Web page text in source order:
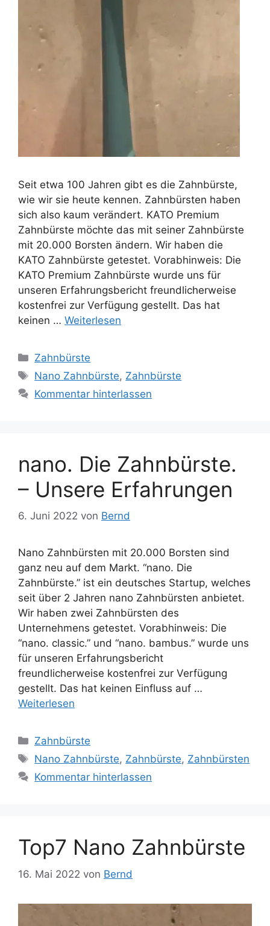
Seit etwa 100 Jahren gibt es die Zahnbürste,
wie wir sie heute kennen. Zahnbürsten haben
sich also kaum verändert. KATO Premium
Zahnbürste möchte das mit seiner Zahnbürste
mit 20.000 Borsten ändern. Wir haben die
KATO Zahnbürste getestet. Vorabhinweis: Die
KATO Premium Zahnbürste wurde uns für
unseren Erfahrungsbericht freundlicherweise
kostenfrei zur Verfügung gestellt. Das hat
keinen … Weiterlesen
Kategorien
Zahnbürste
Schlagwörter
Nano Zahnbürste, Zahnbürste
Kommentar hinterlassen
nano. Die Zahnbürste.
– Unsere Erfahrungen
6. Juni 2022 von Bernd
Nano Zahnbürsten mit 20.000 Borsten sind
ganz neu auf dem Markt. “nano. Die
Zahnbürste.” ist ein deutsches Startup, welches
seit über 2 Jahren nano Zahnbürsten anbietet.
Wir haben zwei Zahnbürsten des
Unternehmens getestet. Vorabhinweis: Die
“nano. classic.” und “nano. bambus.” wurde uns
für unseren Erfahrungsbericht
freundlicherweise kostenfrei zur Verfügung
gestellt. Das hat keinen Einfluss auf …
Weiterlesen
Kategorien
Zahnbürste
Schlagwörter
Nano Zahnbürste, Zahnbürste, Zahnbürsten
Kommentar hinterlassen
Top7 Nano Zahnbürste
16. Mai 2022 von Bernd